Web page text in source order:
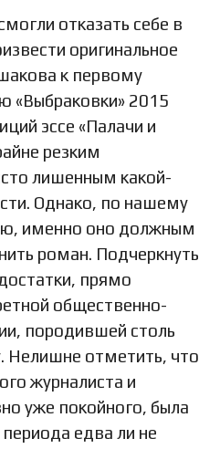
отказать себе в
оригинальное
к первому
«Выбраковки» 2015
эссе «Палачи и
резким
лишенным какой-
Однако, по нашему
именно оно должным
роман. Подчеркнуть
прямо
общественно-
породившей столь
Нелишне отметить, что
журналиста и
уже покойного, была
едва ли не